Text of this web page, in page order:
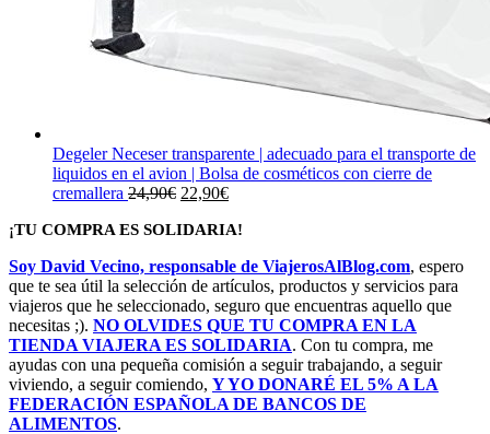
Degeler Neceser transparente | adecuado para el transporte de
liquidos en el avion | Bolsa de cosméticos con cierre de
cremallera 24,90€ El
original
24,90€.
22,90€El
actual
22,90€.
¡TU COMPRA ES SOLIDARIA!
Soy David Vecino, responsable de ViajerosAlBlog.com, espero
que te sea útil la selección de artículos, productos y servicios para
viajeros que he seleccionado, seguro que encuentras aquello que
necesitas ;). NO OLVIDES QUE TU COMPRA EN LA
TIENDA VIAJERA ES SOLIDARIA. Con tu compra, me
ayudas con una pequeña comisión a seguir trabajando, a seguir
viviendo, a seguir comiendo, Y YO DONARÉ EL 5% A LA
FEDERACIÓN ESPAÑOLA DE BANCOS DE
ALIMENTOS.